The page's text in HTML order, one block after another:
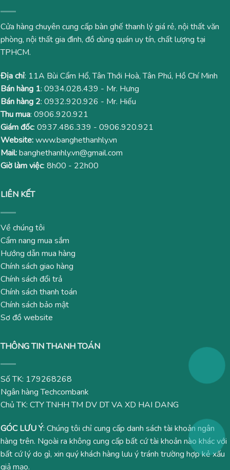
Cửa hàng chuyên cung cấp bàn ghế thanh lý giá rẻ, nội thất văn
phòng, nội thất gia đình, đồ dùng quán uy tín, chất lượng tại
TPHCM.
Địa chỉ: 11A Bùi Cẩm Hổ, Tân Thới Hoà, Tân Phú, Hồ Chí Minh
Bán hàng 1: 0934.028.439 - Mr. Hưng
Bán hàng 2: 0932.920.926 - Mr. Hiếu
Thu mua: 0906.920.921
Giám đốc: 0937.486.339 - 0906.920.921
Website:www.banghethanhly.vn
Mail:banghethanhly.vn@gmail.com
Giờ làm việc: 8h00 - 22h00
LIÊN KẾT
Về chúng tôi
Cẩm nang mua sắm
Hướng dẫn mua hàng
Chính sách giao hàng
Chính sách đổi trả
Chính sách thanh toán
Chính sách bảo mật
Sơ đồ website
THÔNG TIN THANH TOÁN
Số TK: 179268268
Ngân hàng Techcombank
Chủ TK: CTY TNHH TM DV DT VA XD HAI DANG
GÓC LƯU Ý: Chúng tôi chỉ cung cấp danh sách tài khoản ngân
hàng trên. Ngoài ra không cung cấp bất cứ tài khoản nào khác với
bất cứ lý do gì, xin quý khách hàng lưu ý tránh trường hợp kẻ xấu
giả mạo.